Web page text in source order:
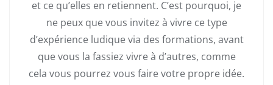
et ce qu’elles en retiennent. C’est pourquoi, je
ne peux que vous invitez à vivre ce type
d’expérience ludique via des formations, avant
que vous la fassiez vivre à d’autres, comme
cela vous pourrez vous faire votre propre idée.